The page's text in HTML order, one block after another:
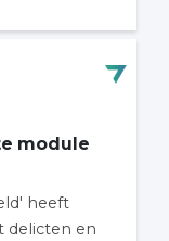
module
heeft
delicten en